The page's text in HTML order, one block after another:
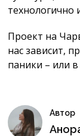
технологично
Проект на
нас зависит,
паники – или
Автор